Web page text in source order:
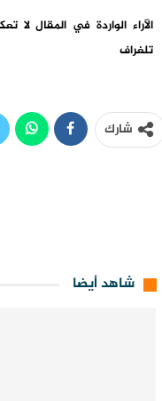
الآراء الواردة في المقال لا
تلغراف
شارك
شاهد أيضا